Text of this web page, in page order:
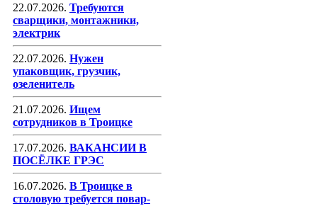
22.07.2026. Требуются
сварщики, монтажники,
электрик
22.07.2026. Нужен
упаковщик, грузчик,
озеленитель
21.07.2026. Ищем
сотрудников в Троицке
17.07.2026. ВАКАНСИИ В
ПОСЁЛКЕ ГРЭС
16.07.2026. В Троицке в
столовую требуется повар-